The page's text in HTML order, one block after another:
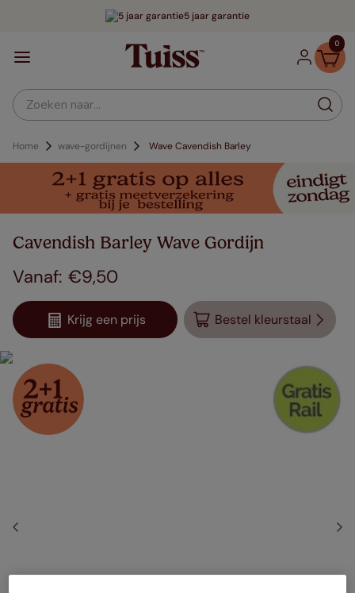
5 jaar garantie
0
Zoeken naar...
Home wave-gordijnen Wave Cavendish Barley
Cavendish Barley Wave Gordijn
€9,50
Krijg een prijs Bestel kleurstaal